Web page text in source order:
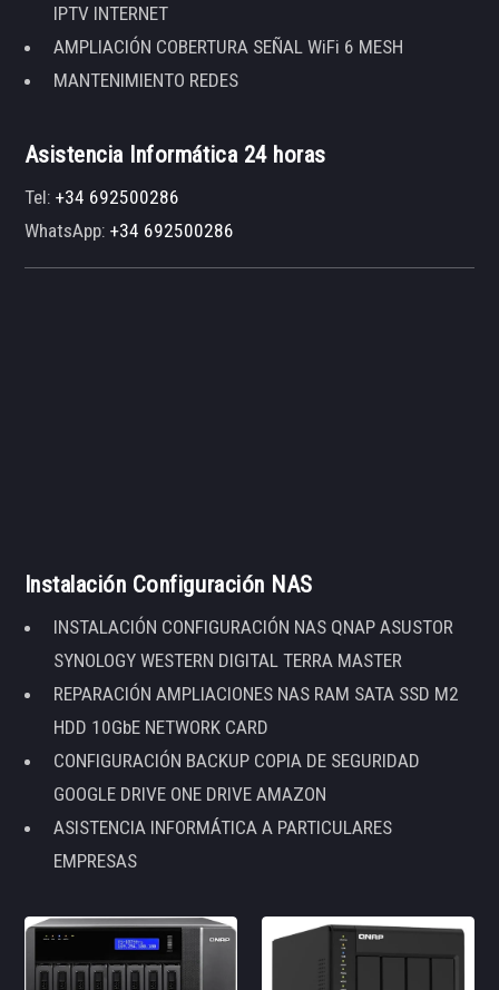
IPTV INTERNET
AMPLIACIÓN COBERTURA SEÑAL WiFi 6 MESH
MANTENIMIENTO REDES
Asistencia Informática 24 horas
Tel:+34 692500286
WhatsApp:+34 692500286
Instalación Configuración NAS
INSTALACIÓN CONFIGURACIÓN NAS QNAP ASUSTOR
SYNOLOGY WESTERN DIGITAL TERRA MASTER
REPARACIÓN AMPLIACIONES NAS RAM SATA SSD M2
HDD 10GbE NETWORK CARD
CONFIGURACIÓN BACKUP COPIA DE SEGURIDAD
GOOGLE DRIVE ONE DRIVE AMAZON
ASISTENCIA INFORMÁTICA A PARTICULARES
EMPRESAS